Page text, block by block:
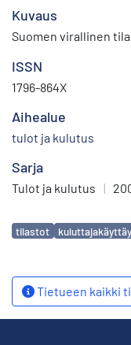
Kuvaus
Suomen virallinen
ISSN
1796-864X
Aihealue
tulot ja kulutus
Sarja
Tulot ja kulutus |
Avainsanat
tilastot
Tietueen kaikki